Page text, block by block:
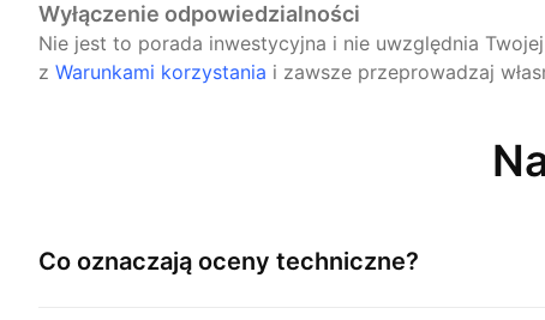
Wyłączenie odpowiedzialności
Nie jest to porada inwestycyjna i nie uwzględnia
z Warunkami korzystania i zawsze przeprowadzaj
Co oznaczają oceny techniczne?